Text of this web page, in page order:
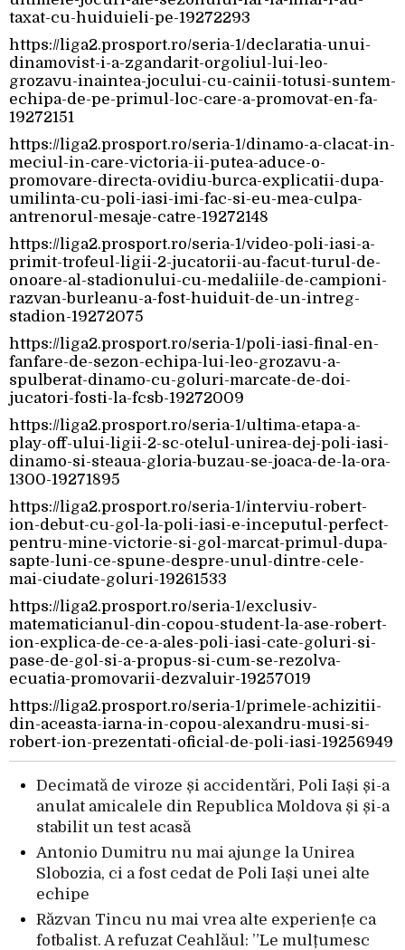
taxat-cu-huiduieli-pe-19272293
https://liga2.prosport.ro/seria-1/declaratia-unui-
dinamovist-i-a-zgandarit-orgoliul-lui-leo-
grozavu-inaintea-jocului-cu-cainii-totusi-suntem-
echipa-de-pe-primul-loc-care-a-promovat-en-fa-
19272151
https://liga2.prosport.ro/seria-1/dinamo-a-clacat-in-
meciul-in-care-victoria-ii-putea-aduce-o-
promovare-directa-ovidiu-burca-explicatii-dupa-
umilinta-cu-poli-iasi-imi-fac-si-eu-mea-culpa-
antrenorul-mesaje-catre-19272148
https://liga2.prosport.ro/seria-1/video-poli-iasi-a-
primit-trofeul-ligii-2-jucatorii-au-facut-turul-de-
onoare-al-stadionului-cu-medaliile-de-campioni-
razvan-burleanu-a-fost-huiduit-de-un-intreg-
stadion-19272075
https://liga2.prosport.ro/seria-1/poli-iasi-final-en-
fanfare-de-sezon-echipa-lui-leo-grozavu-a-
spulberat-dinamo-cu-goluri-marcate-de-doi-
jucatori-fosti-la-fcsb-19272009
https://liga2.prosport.ro/seria-1/ultima-etapa-a-
play-off-ului-ligii-2-sc-otelul-unirea-dej-poli-iasi-
dinamo-si-steaua-gloria-buzau-se-joaca-de-la-ora-
1300-19271895
https://liga2.prosport.ro/seria-1/interviu-robert-
ion-debut-cu-gol-la-poli-iasi-e-inceputul-perfect-
pentru-mine-victorie-si-gol-marcat-primul-dupa-
sapte-luni-ce-spune-despre-unul-dintre-cele-
mai-ciudate-goluri-19261533
https://liga2.prosport.ro/seria-1/exclusiv-
matematicianul-din-copou-student-la-ase-robert-
ion-explica-de-ce-a-ales-poli-iasi-cate-goluri-si-
pase-de-gol-si-a-propus-si-cum-se-rezolva-
ecuatia-promovarii-dezvaluir-19257019
https://liga2.prosport.ro/seria-1/primele-achizitii-
din-aceasta-iarna-in-copou-alexandru-musi-si-
robert-ion-prezentati-oficial-de-poli-iasi-19256949
Decimată de viroze și accidentări, Poli Iași și-a
anulat amicalele din Republica Moldova și și-a
stabilit un test acasă
Antonio Dumitru nu mai ajunge la Unirea
Slobozia, ci a fost cedat de Poli Iași unei alte
echipe
Răzvan Tincu nu mai vrea alte experiențe ca
fotbalist. A refuzat Ceahlăul: ”Le mulțumesc